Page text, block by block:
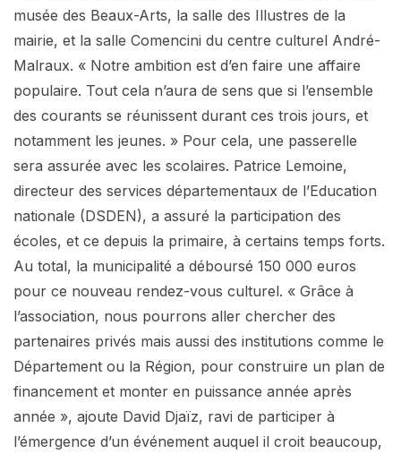
musée des Beaux-Arts, la salle des Illustres de la
mairie, et la salle Comencini du centre culturel André-
Malraux. « Notre ambition est d’en faire une affaire
populaire. Tout cela n’aura de sens que si l’ensemble
des courants se réunissent durant ces trois jours, et
notamment les jeunes. » Pour cela, une passerelle
sera assurée avec les scolaires. Patrice Lemoine,
directeur des services départementaux de l’Education
nationale (DSDEN), a assuré la participation des
écoles, et ce depuis la primaire, à certains temps forts.
Au total, la municipalité a déboursé 150 000 euros
pour ce nouveau rendez-vous culturel. « Grâce à
l’association, nous pourrons aller chercher des
partenaires privés mais aussi des institutions comme le
Département ou la Région, pour construire un plan de
financement et monter en puissance année après
année », ajoute David Djaïz, ravi de participer à
l’émergence d’un événement auquel il croit beaucoup,